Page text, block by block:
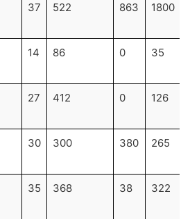
37 522 863 1800
14 86 0 35
27 412 0 126
30 300 380 265
35 368 38 322